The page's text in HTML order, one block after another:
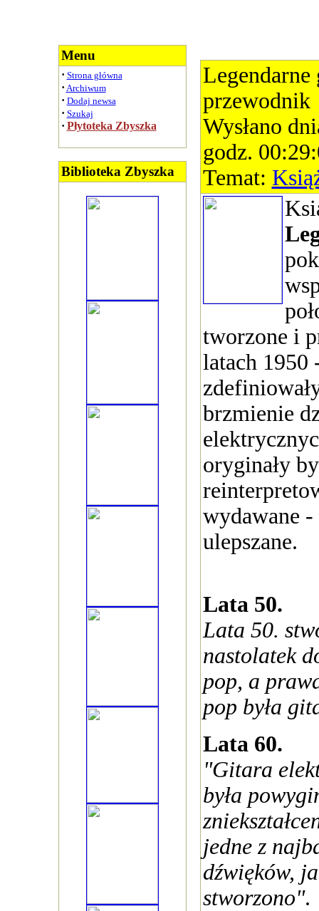
Menu
· Strona główna
· Archiwum
· Dodaj newsa
· Szukaj
· Płytoteka Zbyszka
Biblioteka Zbyszka
przewodnik
Wysłano
godz.
Temat:
tworzone i
latach 1950
brzmienie
oryginały
wydawane -
ulepszane.
Lata 50.
Lata 50.
nastolatek
pop, a
pop była
Lata 60.
"Gitara
była
jedne z
dźwięków,
stworzono".